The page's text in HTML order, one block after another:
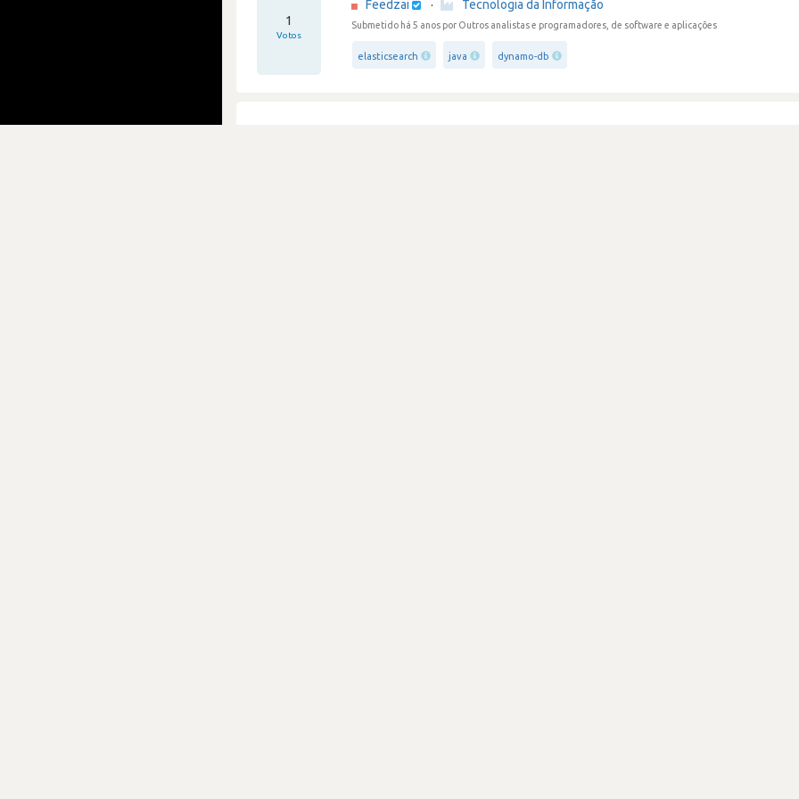
1
Votos
Feedzai · Tecnologia da Informação
Submetido há 5 anos por Outros analistas e programadores, de software e aplicações
elasticsearch java dynamo-db